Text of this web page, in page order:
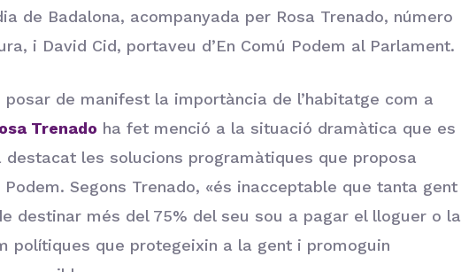
de Badalona, acompanyada per Rosa Trenado, número
i David Cid, portaveu d’En Comú Podem al Parlament.
de manifest la importància de l’habitatge com a
Trenado ha fet menció a la situació dramàtica que es
destacat les solucions programàtiques que proposa
Podem. Segons Trenado, «és inacceptable que tanta gent
destinar més del 75% del seu sou a pagar el lloguer o la
polítiques que protegeixin a la gent i promoguin